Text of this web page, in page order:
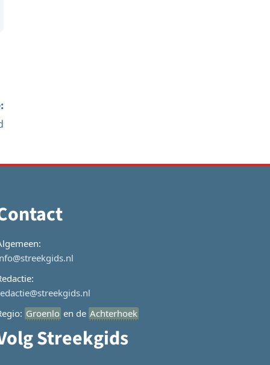
Groenlo en de Achterhoek
Streekgids